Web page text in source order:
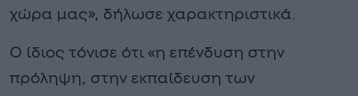
χώρα μας», δήλωσε χαρακτηριστικά.
Ο ίδιος τόνισε ότι «η επένδυση στην
πρόληψη, στην εκπαίδευση των